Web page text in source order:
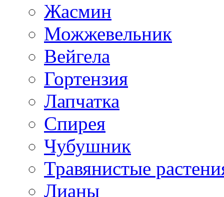
Жасмин
Можжевельник
Вейгела
Гортензия
Лапчатка
Спирея
Чубушник
Травянистые
Лианы